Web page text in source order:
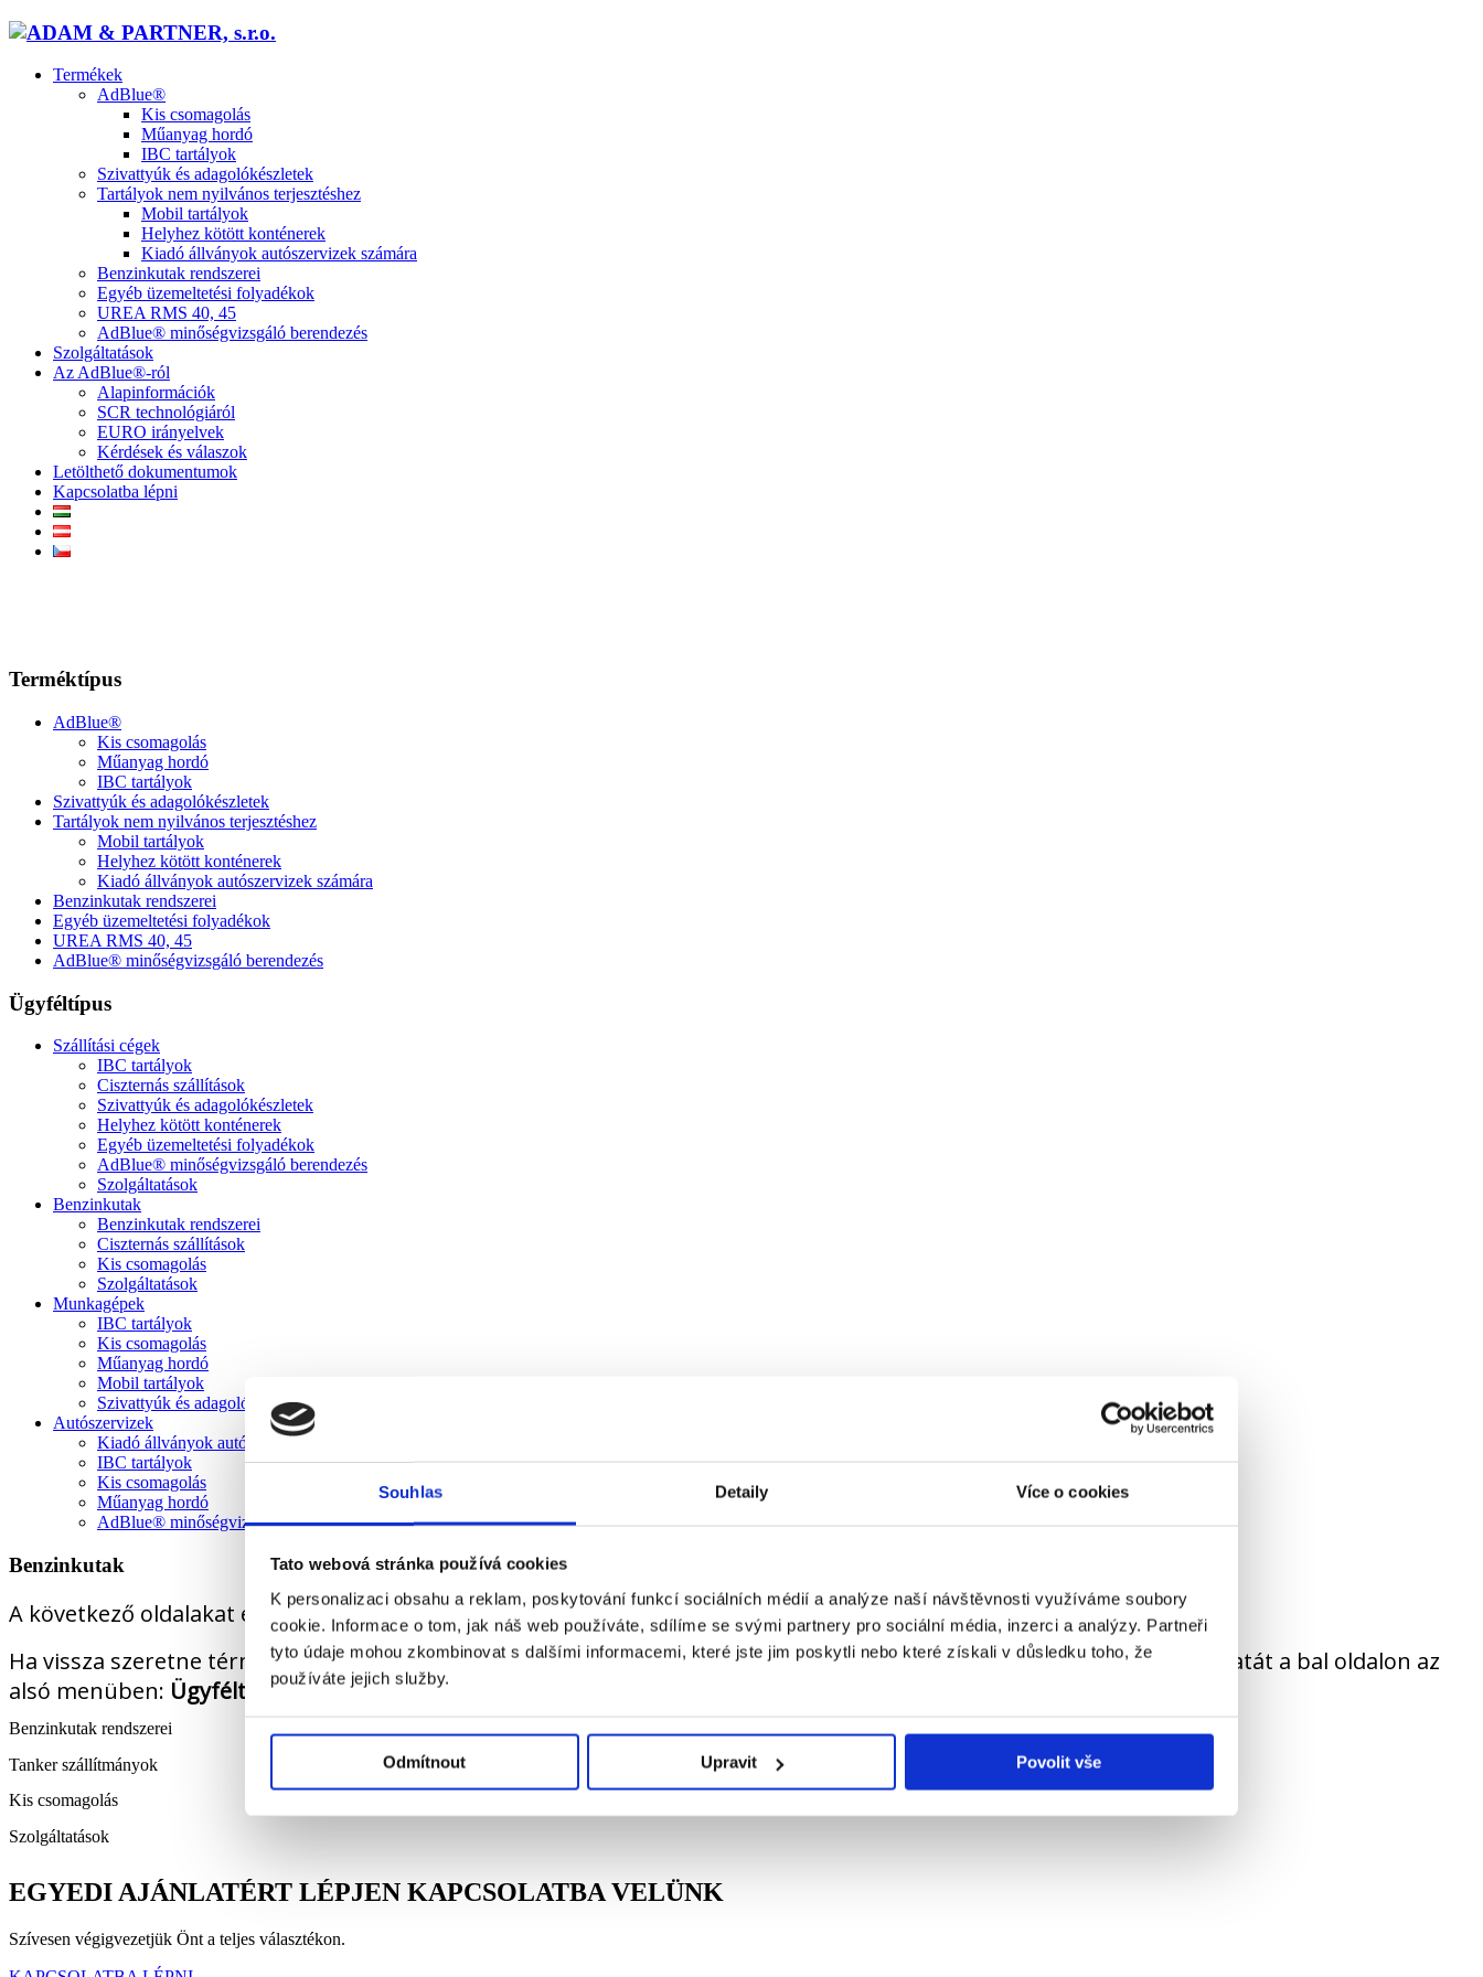
Souhlas Detaily Více o cookies
Tato webová stránka používá cookies
K personalizaci obsahu a reklam, poskytování funkcí sociálních médií a analýze naší návštěvnosti využíváme soubory
cookie. Informace o tom, jak náš web používáte, sdílíme se svými partnery pro sociální média, inzerci a analýzy. Partneři
tyto údaje mohou zkombinovat s dalšími informacemi, které jste jim poskytli nebo které získali v důsledku toho, že
používáte jejich služby.
Odmítnout Upravit Povolit vše
Termékek
AdBlue®
Kis csomagolás
Műanyag hordó
IBC tartályok
Szivattyúk és adagolókészletek
Tartályok nem nyilvános terjesztéshez
Mobil tartályok
Helyhez kötött konténerek
Kiadó állványok autószervizek számára
Benzinkutak rendszerei
Egyéb üzemeltetési folyadékok
UREA RMS 40, 45
AdBlue® minőségvizsgáló berendezés
Szolgáltatások
Az AdBlue®-ról
Alapinformációk
SCR technológiáról
EURO irányelvek
Kérdések és válaszok
Letölthető dokumentumok
Kapcsolatba lépni
Terméktípus
AdBlue®
Kis csomagolás
Műanyag hordó
IBC tartályok
Szivattyúk és adagolókészletek
Tartályok nem nyilvános terjesztéshez
Mobil tartályok
Helyhez kötött konténerek
Kiadó állványok autószervizek számára
Benzinkutak rendszerei
Egyéb üzemeltetési folyadékok
UREA RMS 40, 45
AdBlue® minőségvizsgáló berendezés
Ügyféltípus
Szállítási cégek
IBC tartályok
Ciszternás szállítások
Szivattyúk és adagolókészletek
Helyhez kötött konténerek
Egyéb üzemeltetési folyadékok
AdBlue® minőségvizsgáló berendezés
Szolgáltatások
Benzinkutak
Benzinkutak rendszerei
Ciszternás szállítások
Kis csomagolás
Szolgáltatások
Munkagépek
IBC tartályok
Kis csomagolás
Műanyag hordó
Mobil tartályok
Szivattyúk és adagolókészletek
Autószervizek
Kiadó állványok autószervizek számára
IBC tartályok
Kis csomagolás
Műanyag hordó
AdBlue® minőségvizsgáló berendezés
Benzinkutak
A következő oldalakat egy egyszerűbb ajánlattal válogattuk ki Önnek, amely érdekelheti.
Ha vissza szeretne térni ehhez a kereszteződéshez, használja a vissza nyilat a böngészőjében, vagy keresse meg ajánlatát a bal oldalon az
alsó menüben: Ügyféltípus.
Benzinkutak rendszerei
Tanker szállítmányok
Kis csomagolás
Szolgáltatások
EGYEDI AJÁNLATÉRT LÉPJEN KAPCSOLATBA VELÜNK
Szívesen végigvezetjük Önt a teljes választékon.